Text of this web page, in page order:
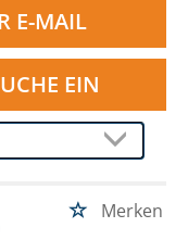
E-MAIL
EIN
Merken